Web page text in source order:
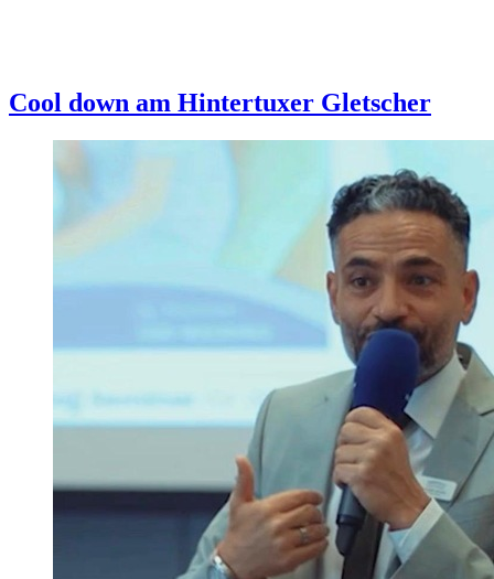
Cool down am Hintertuxer Gletscher